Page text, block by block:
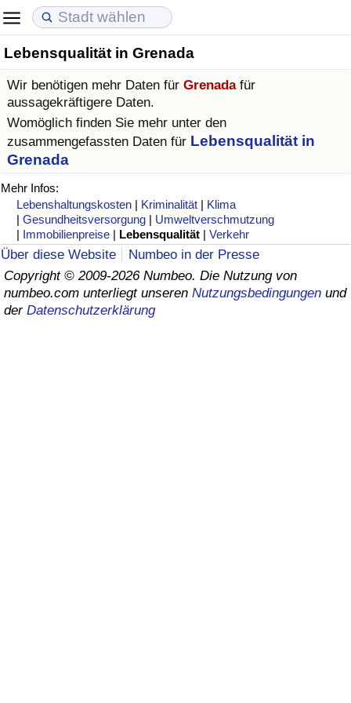
Lebensqualität in Grenada
Wir benötigen mehr Daten für Grenadafür
aussagekräftigere Daten.
Womöglich finden Sie mehr unter den
zusammengefassten Daten für Lebensqualität in
Grenada
Mehr Infos:
Lebenshaltungskosten | Kriminalität | Klima
|Gesundheitsversorgung | Umweltverschmutzung
| Immobilienpreise | Lebensqualität |Verkehr
Über diese Website
Numbeo in der Presse
Copyright © 2009-2026 Numbeo. Die Nutzung von
numbeo.com unterliegt unseren Nutzungsbedingungen und
der Datenschutzerklärung
Lebenshaltungskosten
Lebenshaltungskosten-Index (aktuell)
Lebenshaltungskosten-Index
in Akaba
Immobilienpreise
Immobilienpreis-Index (aktuell)
Immobilienpreis-Index
Lebensqualität
Lebensqualität-Index
Lebensqualität-Index (aktuell)
Kriminalität
Kriminalitäts-Index (aktuell)
Kriminalitäts-Index